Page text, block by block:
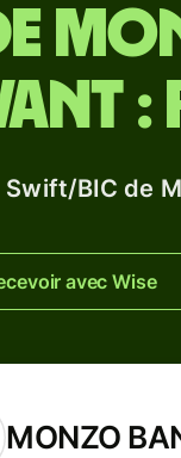
:
Swift/BIC de
avec Wise
MONZO